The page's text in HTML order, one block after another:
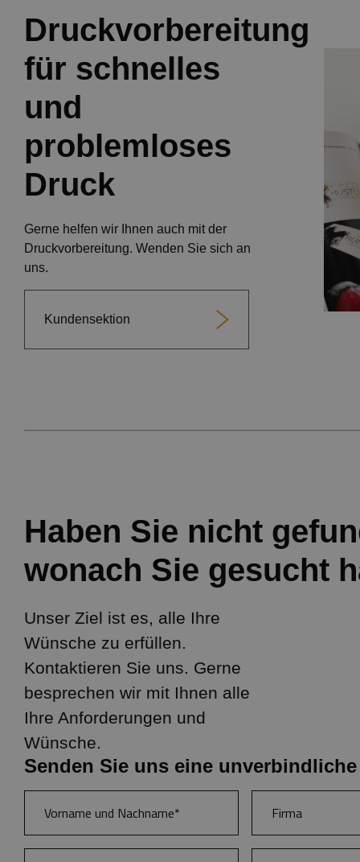
Druckvorbereitung
für schnelles
und
problemloses
Druck
Gerne helfen wir Ihnen auch mit der
Druckvorbereitung. Wenden Sie sich an
uns.
Kundensektion
Haben Sie nicht
wonach Sie gesucht
Unser Ziel ist es, alle Ihre
Wünsche zu erfüllen.
Kontaktieren Sie uns. Gerne
besprechen wir mit Ihnen alle
Ihre Anforderungen und
Wünsche.
Senden Sie uns eine